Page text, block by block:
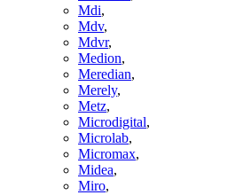
Mdi,
Mdv,
Mdvr,
Medion,
Meredian,
Merely,
Metz,
Microdigital,
Microlab,
Micromax,
Midea,
Miro,